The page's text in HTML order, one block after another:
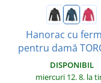
Hanorac cu
pentru damă
DISPONIBIL
miercuri 12. 8. la